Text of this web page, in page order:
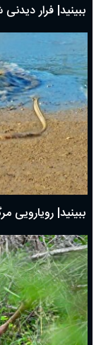
ببینید| فرار
ببینید| رویارویی